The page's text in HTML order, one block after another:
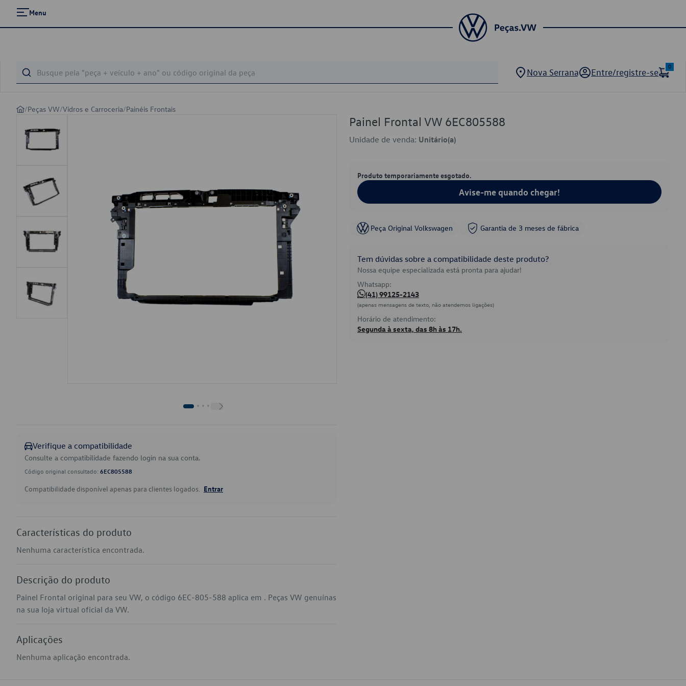
Menu
Nova Serrana Entre/registre-se
0
/Peças VW/Vidros e Carroceria/Painéis Frontais
Verifique a compatibilidade
Consulte a compatibilidade fazendo login na sua conta.
Código original consultado: 6EC805588
Compatibilidade disponível apenas para clientes logados. Entrar
Características do produto
Nenhuma característica encontrada.
Descrição do produto
Painel Frontal original para seu VW, o código 6EC-805-588 aplica em . Peças VW genuínas
na sua loja virtual oficial da VW.
Aplicações
Nenhuma aplicação encontrada.
Painel Frontal VW 6EC805588
Unidade de venda: Unitário(a)
Produto temporariamente esgotado.
Avise-me quando chegar!
Peça Original Volkswagen Garantia de 3 meses de fábrica
Tem dúvidas sobre a compatibilidade deste produto?
Nossa equipe especializada está pronta para ajudar!
Whatsapp:
(41) 99125-2143
(apenas mensagens de texto, não atendemos ligações)
Horário de atendimento:
Segunda à sexta, das 8h às 17h.